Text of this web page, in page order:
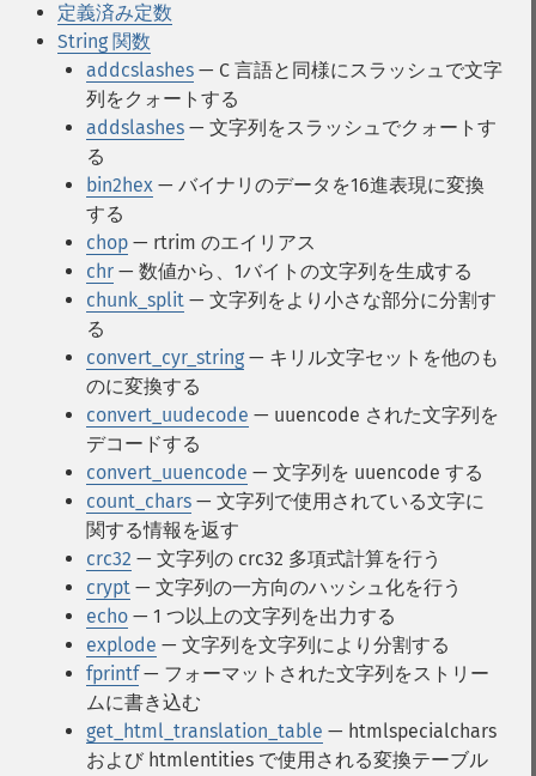
定義済み定数
String 関数
addcslashes — C 言語と同様にスラッシュで文字
列をクォートする
addslashes — 文字列をスラッシュでクォートす
る
bin2hex — バイナリのデータを16進表現に変換
する
chop — rtrim のエイリアス
chr — 数値から、1バイトの文字列を生成する
chunk_split — 文字列をより小さな部分に分割す
る
convert_cyr_string — キリル文字セットを他のも
のに変換する
convert_uudecode — uuencode された文字列を
デコードする
convert_uuencode — 文字列を uuencode する
count_chars — 文字列で使用されている文字に
関する情報を返す
crc32 — 文字列の crc32 多項式計算を行う
crypt — 文字列の一方向のハッシュ化を行う
echo — 1 つ以上の文字列を出力する
explode — 文字列を文字列により分割する
fprintf— フォーマットされた文字列をストリー
ムに書き込む
get_html_translation_table — htmlspecialchars
および htmlentities で使用される変換テーブル